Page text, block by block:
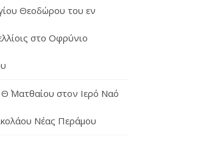
Θεοδώρου του εν
στο Οφρύνιο
Ματθαίου στον Ιερό Ναό
Νέας Περάμου